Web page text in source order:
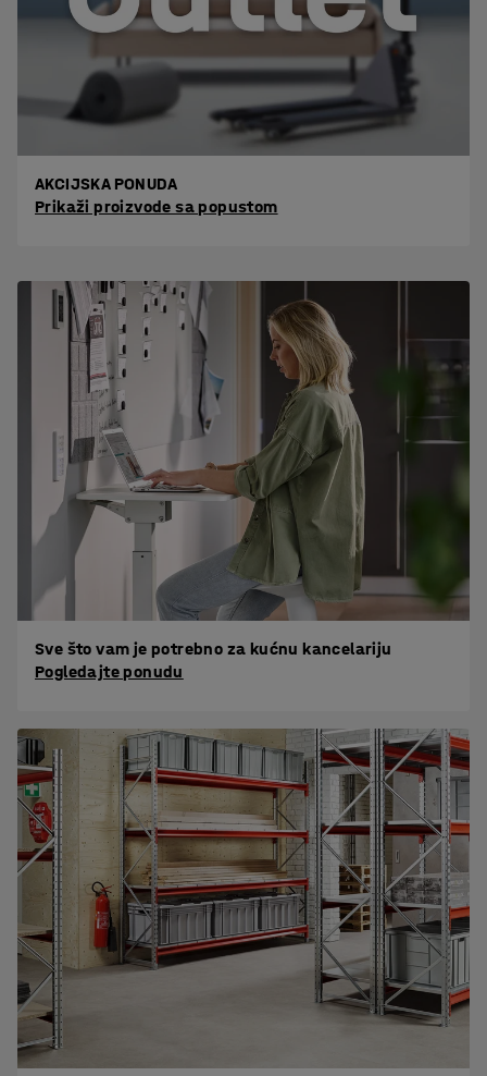
AKCIJSKA PONUDA
Prikaži proizvode sa popustom
Sve što vam je potrebno za kućnu kancelariju
Pogledajte ponudu